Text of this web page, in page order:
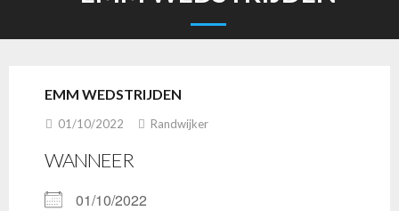
EMM WEDSTRIJDEN
01/10/2022 Randwijker
WANNEER
01/10/2022